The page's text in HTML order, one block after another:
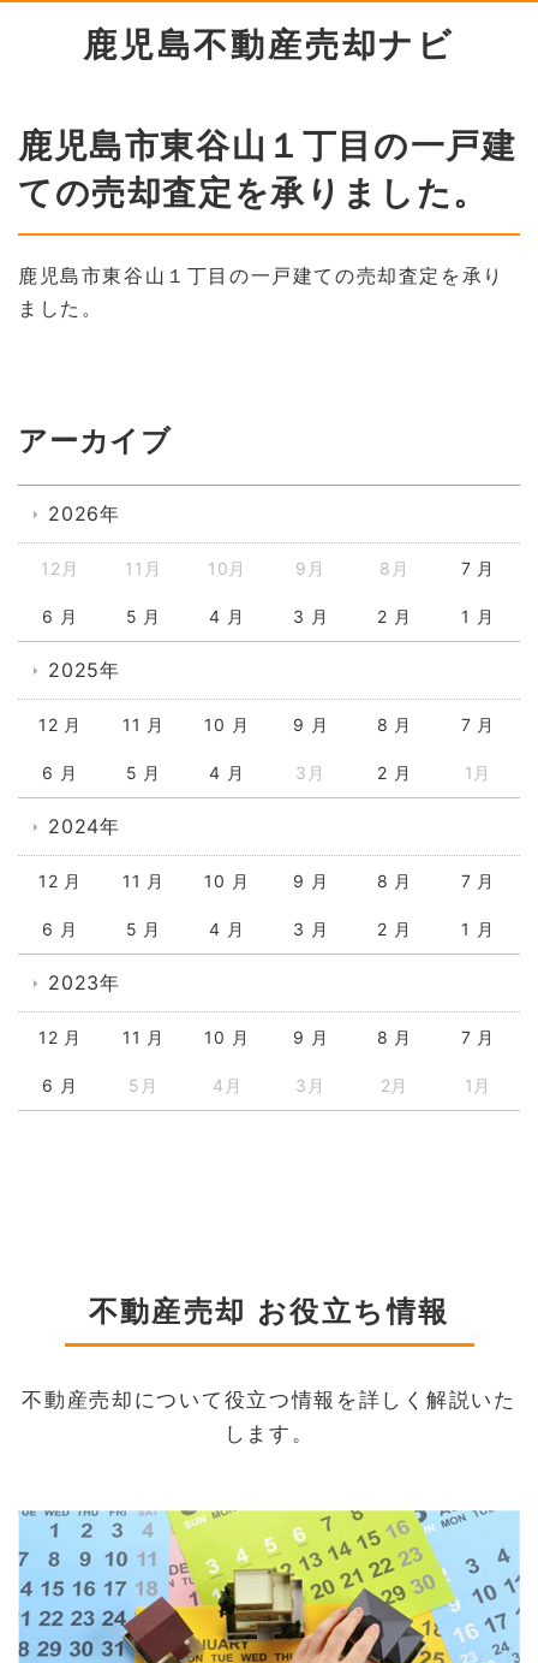
鹿児島不動産売却ナビ
鹿児島市東谷山１丁目の一戸建
ての売却査定を承りました。
鹿児島市東谷山１丁目の一戸建ての売却査定を承り
ました。
アーカイブ
2026年
12月 11月 10月 9月 8月 7 月
6 月 5 月 4 月 3 月 2 月 1 月
2025年
12 月 11 月 10 月 9 月 8 月 7 月
6 月 5 月 4 月 3月 2 月 1月
2024年
12 月 11 月 10 月 9 月 8 月 7 月
6 月 5 月 4 月 3 月 2 月 1 月
2023年
12 月 11 月 10 月 9 月 8 月 7 月
6 月 5月 4月 3月 2月 1月
不動産売却 お役立ち情報
不動産売却について役立つ情報を詳しく解説いた
します。